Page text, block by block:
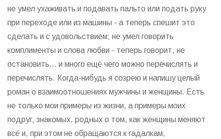
не умел ухаживать и подавать пальто или подать руку
при переходе или из машины - а теперь спешит это
сделать и с удовольствием; не умел говорить
комплименты и слова любви - теперь говорит, не
остановить... и много ещё чего можно перечислять и
перечислять. Когда-нибудь я созрею и напишу целый
роман о взаимоотношениях мужчины и женщины. Есть
не только мои примеры из жизни, а примеры моих
подруг, знакомых, родных о том, как женщины меняют
всё и, при этом не обращаются к гадалкам,